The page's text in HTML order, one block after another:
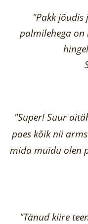
"Pakk
palmilehega on
"Super! Suur
poes kõik nii
mida muidu olen
"Tänud kiire